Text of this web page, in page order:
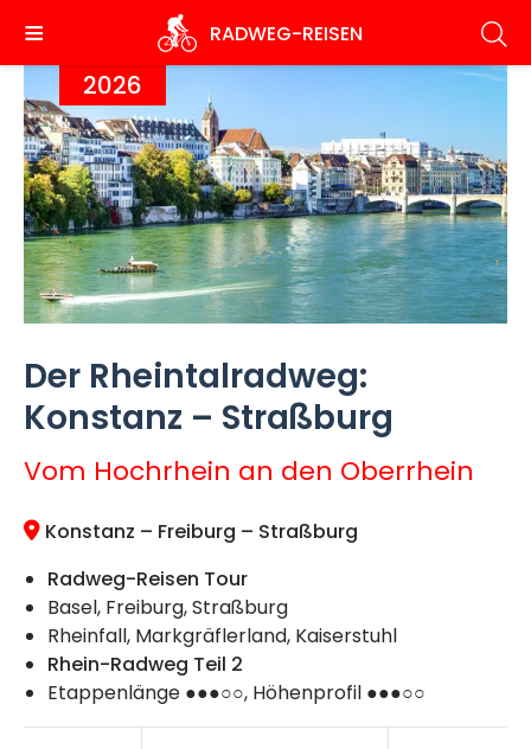
zum
Inhalt
RADWEG-REISEN
2026
Der Rheintalradweg:
Konstanz – Straßburg
Vom Hochrhein an den Oberrhein
Konstanz – Freiburg – Straßburg
Radweg-Reisen Tour
Basel, Freiburg, Straßburg
Rheinfall, Markgräflerland, Kaiserstuhl
Rhein-Radweg Teil 2
Etappenlänge ●●●○○, Höhenprofil ●●●○○